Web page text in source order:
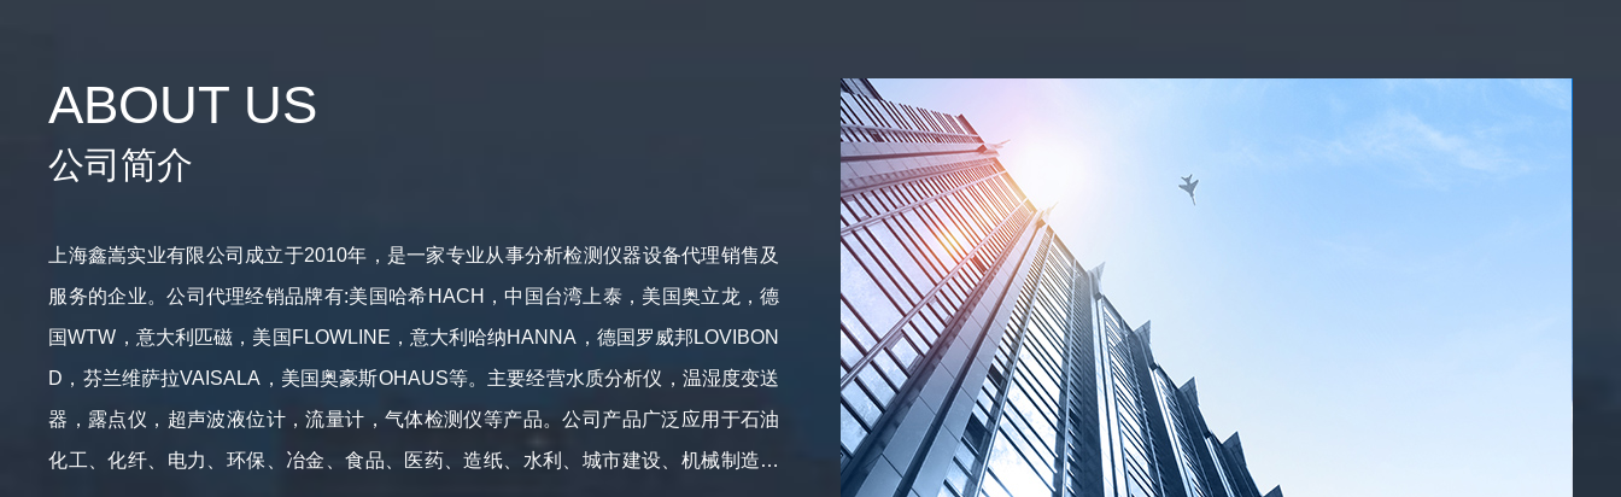
ABOUT US
公司简介
上海鑫嵩实业有限公司成立于2010年，是一家专业从事分析检测仪器设备代理销售及
服务的企业。公司代理经销品牌有:美国哈希HACH，中国台湾上泰，美国奥立龙，德
国WTW，意大利匹磁，美国FLOWLINE，意大利哈纳HANNA，德国罗威邦LOVIBON
D，芬兰维萨拉VAISALA，美国奥豪斯OHAUS等。主要经营水质分析仪，温湿度变送
器，露点仪，超声波液位计，流量计，气体检测仪等产品。公司产品广泛应用于石油
化工、化纤、电力、环保、冶金、食品、医药、造纸、水利、城市建设、机械制造、